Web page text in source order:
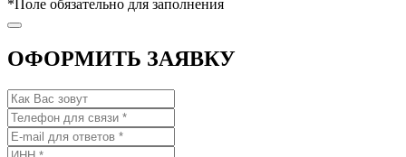
* Поле обязательно для заполнения
ОФОРМИТЬ ЗАЯВКУ